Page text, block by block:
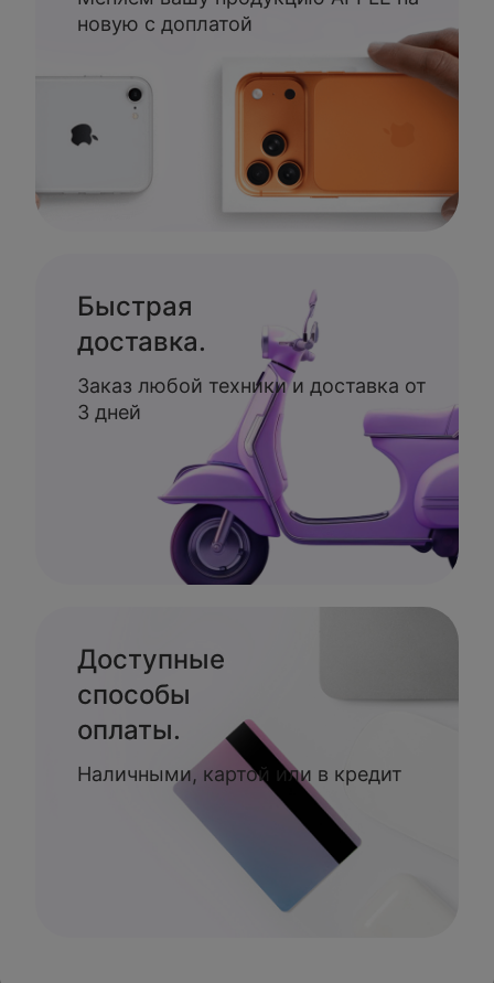
новую с доплатой
Быстрая
доставка.
Заказ любой техники и доставка от
3 дней
Доступные
способы
оплаты.
Наличными, картой или в кредит